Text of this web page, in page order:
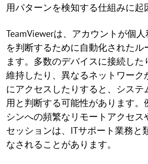
用パターンを検知する仕組みに起
TeamViewerは、アカウントが個
を判断するために自動化されたル
ます。多数のデバイスに接続した
維持したり、異なるネットワーク
にアクセスしたりすると、システ
用と判断する可能性があります。
シンへの頻繁なリモートアクセス
セッションは、ITサポート業務と
なされることがあります。